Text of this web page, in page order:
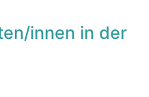
innen in der